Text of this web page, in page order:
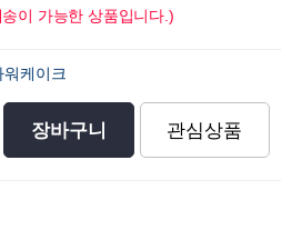
이 가능한 상품입니다.)
워케이크
장바구니 관심상품